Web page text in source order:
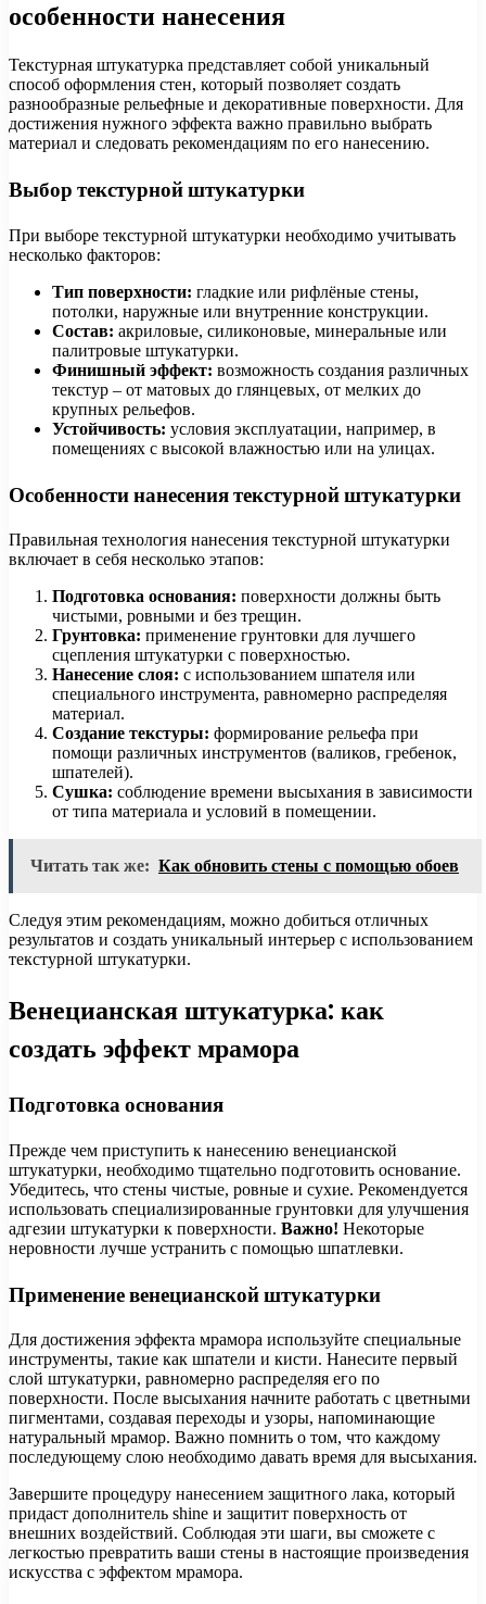
особенности нанесения
Текстурная штукатурка представляет собой уникальный
способ оформления стен, который позволяет создать
разнообразные рельефные и декоративные поверхности. Для
достижения нужного эффекта важно правильно выбрать
материал и следовать рекомендациям по его нанесению.
Выбор текстурной штукатурки
При выборе текстурной штукатурки необходимо учитывать
несколько факторов:
Тип поверхности: гладкие или рифлёные стены,
потолки, наружные или внутренние конструкции.
Состав: акриловые, силиконовые, минеральные или
палитровые штукатурки.
Финишный эффект: возможность создания различных
текстур – от матовых до глянцевых, от мелких до
крупных рельефов.
Устойчивость: условия эксплуатации, например, в
помещениях с высокой влажностью или на улицах.
Особенности нанесения текстурной штукатурки
Правильная технология нанесения текстурной штукатурки
включает в себя несколько этапов:
Подготовка основания: поверхности должны быть
чистыми, ровными и без трещин.
Грунтовка: применение грунтовки для лучшего
сцепления штукатурки с поверхностью.
Нанесение слоя: с использованием шпателя или
специального инструмента, равномерно распределяя
материал.
Создание текстуры: формирование рельефа при
помощи различных инструментов (валиков, гребенок,
шпателей).
Сушка: соблюдение времени высыхания в зависимости
от типа материала и условий в помещении.
Читать так же: Как обновить стены с помощью обоев
Следуя этим рекомендациям, можно добиться отличных
результатов и создать уникальный интерьер с использованием
текстурной штукатурки.
Венецианская штукатурка: как
создать эффект мрамора
Подготовка основания
Прежде чем приступить к нанесению венецианской
штукатурки, необходимо тщательно подготовить основание.
Убедитесь, что стены чистые, ровные и сухие. Рекомендуется
использовать специализированные грунтовки для улучшения
адгезии штукатурки к поверхности. Важно! Некоторые
неровности лучше устранить с помощью шпатлевки.
Применение венецианской штукатурки
Для достижения эффекта мрамора используйте специальные
инструменты, такие как шпатели и кисти. Нанесите первый
слой штукатурки, равномерно распределяя его по
поверхности. После высыхания начните работать с цветными
пигментами, создавая переходы и узоры, напоминающие
натуральный мрамор. Важно помнить о том, что каждому
последующему слою необходимо давать время для высыхания.
Завершите процедуру нанесением защитного лака, который
придаст дополнитель shine и защитит поверхность от
внешних воздействий. Соблюдая эти шаги, вы сможете с
легкостью превратить ваши стены в настоящие произведения
искусства с эффектом мрамора.